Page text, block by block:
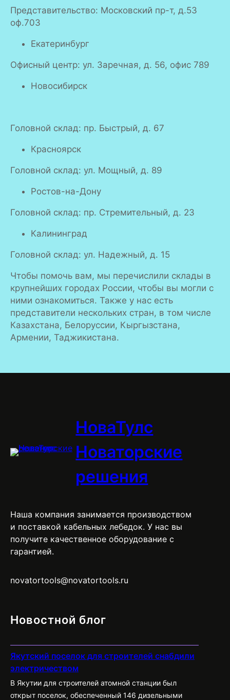
Представительство: Московский пр-т, д.53
оф.703
Екатеринбург
Офисный центр: ул. Заречная, д. 56, офис 789
Новосибирск
Головной склад: пр. Быстрый, д. 67
Красноярск
Головной склад: ул. Мощный, д. 89
Ростов-на-Дону
Головной склад: пр. Стремительный, д. 23
Калининград
Головной склад: ул. Надежный, д. 15
Чтобы помочь вам, мы перечислили склады в
крупнейших городах России, чтобы вы могли с
ними ознакомиться. Также у нас есть
представители нескольких стран, в том числе
Казахстана, Белоруссии, Кыргызстана,
Армении, Таджикистана.
НоваТулс
Новаторские
решения
Наша компания занимается производством
и поставкой кабельных лебедок. У нас вы
получите качественное оборудование с
гарантией.
novatortools@novatortools.ru
Новостной блог
Якутский поселок для строителей снабдили
электричеством
В Якутии для строителей атомной станции был
открыт поселок, обеспеченный 146 дизельными